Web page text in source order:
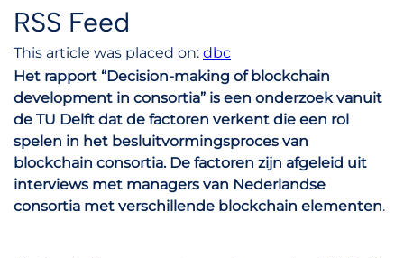
RSS Feed
This article was placed on: dbc
Het rapport “Decision-making of blockchain
development in consortia” is een onderzoek vanuit
de TU Delft dat de factoren verkent die een rol
spelen in het besluitvormingsproces van
blockchain consortia. De factoren zijn afgeleid uit
interviews met managers van Nederlandse
consortia met verschillende blockchain elementen.